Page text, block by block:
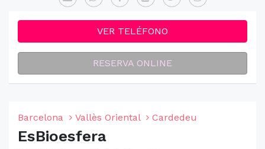
VER TELÉFONO
RESERVA ONLINE
Barcelona Vallès Oriental Cardedeu
EsBioesfera